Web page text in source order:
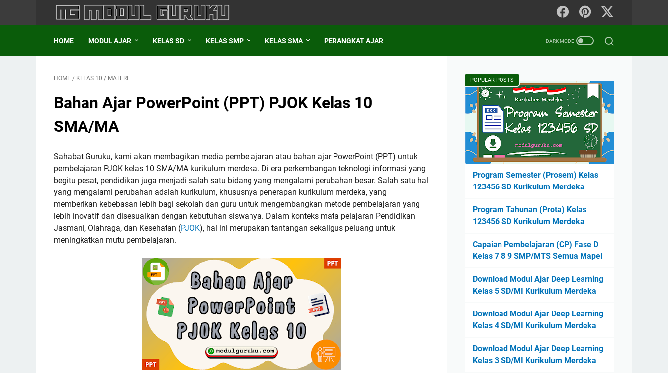
HOME MODUL AJAR KELAS SD KELAS SMP KELAS SMA PERANGKAT AJAR
HOME / KELAS 10 / MATERI
Bahan Ajar PowerPoint (PPT) PJOK Kelas 10
SMA/MA
Sahabat Guruku, kami akan membagikan media pembelajaran atau bahan ajar PowerPoint (PPT) untuk
pembelajaran PJOK kelas 10 SMA/MA kurikulum merdeka. Di era perkembangan teknologi informasi yang
begitu pesat, pendidikan juga menjadi salah satu bidang yang mengalami perubahan besar. Salah satu hal
yang mengalami perubahan adalah kurikulum, khususnya penerapan kurikulum merdeka, yang
memberikan kebebasan lebih bagi sekolah dan guru untuk mengembangkan metode pembelajaran yang
lebih inovatif dan disesuaikan dengan kebutuhan siswanya. Dalam konteks mata pelajaran Pendidikan
Jasmani, Olahraga, dan Kesehatan (PJOK), hal ini merupakan tantangan sekaligus peluang untuk
meningkatkan mutu pembelajaran.
POPULAR POSTS
Program Semester (Prosem) Kelas
123456 SD Kurikulum Merdeka
Program Tahunan (Prota) Kelas
123456 SD Kurikulum Merdeka
Capaian Pembelajaran (CP) Fase D
Kelas 7 8 9 SMP/MTS Semua Mapel
Download Modul Ajar Deep Learning
Kelas 5 SD/MI Kurikulum Merdeka
Download Modul Ajar Deep Learning
Kelas 4 SD/MI Kurikulum Merdeka
Download Modul Ajar Deep Learning
Kelas 3 SD/MI Kurikulum Merdeka